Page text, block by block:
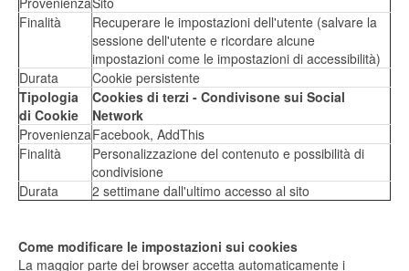
Finalità
Recuperare le impostazioni dell'utente (salvare la
sessione dell'utente e ricordare alcune
impostazioni come le impostazioni di accessibilità)
Durata
Cookie persistente
Tipologia
di Cookie
Cookies di terzi - Condivisone sui Social
Network
ProvenienzaFacebook, AddThis
Finalità
Personalizzazione del contenuto e possibilità di
condivisione
Durata
2 settimane dall'ultimo accesso al sito
Come modificare le impostazioni sui cookies
La maggior parte dei browser accetta automaticamente i